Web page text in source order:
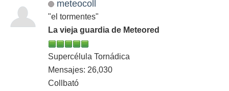
meteocoll
"el tormentes"
La vieja guardia de Meteored
Supercélula Tornádica
Mensajes: 26,030
Collbató